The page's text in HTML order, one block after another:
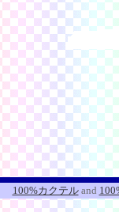
100%カクテルand